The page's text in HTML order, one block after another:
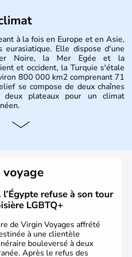
à la fois en Europe et en Asie,
eurasiatique. Elle dispose d'une
Noire, la Mer Egée et la
et occident, la Turquie s'étale
800 000 km2 comprenant 71
se compose de deux chaînes
deux plateaux pour un climat
les fondations de l'Empire
rattaché l'Anatolie et la Thrace
la République est proclamée
remplace alors Istanbul au
voyage
refuse à son tour
LGBTQ+
de Virgin Voyages affrété
à une clientèle
bouleversé à deux
Après le refus des